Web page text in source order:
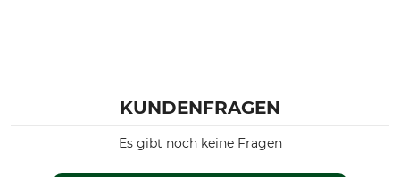
KUNDENFRAGEN
Es gibt noch keine Fragen